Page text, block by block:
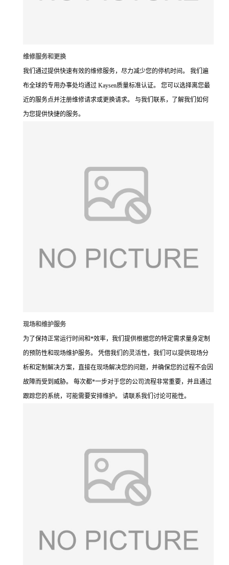
维修服务和更换
我们通过提供快速有效的维修服务，尽力减少您的停机时间。 我们遍
布全球的专用办事处均通过 Kaysen质量标准认证。 您可以选择离您最
近的服务点并注册维修请求或更换请求。 与我们联系，了解我们如何
为您提供快捷的服务。
现场和维护服务
为了保持正常运行时间和*效率，我们提供根据您的特定需求量身定制
的预防性和现场维护服务。 凭借我们的灵活性，我们可以提供现场分
析和定制解决方案，直接在现场解决您的问题，并确保您的过程不会因
故障而受到威胁。 每次都*一步对于您的公司流程非常重要，并且通过
跟踪您的系统，可能需要安排维护。 请联系我们讨论可能性。